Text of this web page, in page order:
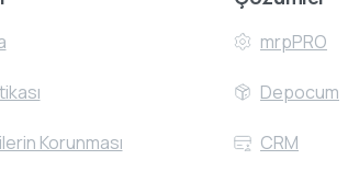
Korunması
mrpPRO
Depocum
CRM